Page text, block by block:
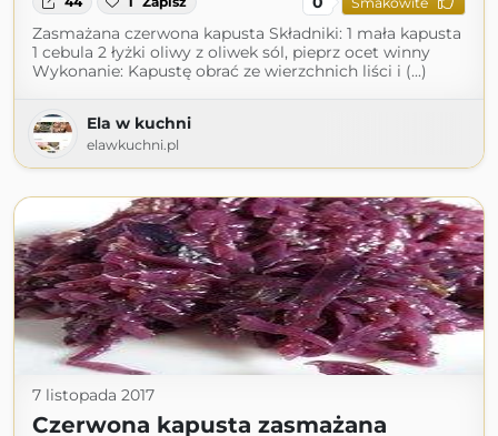
Zasmażana czerwona kapusta Składniki: 1 mała kapusta
1 cebula 2 łyżki oliwy z oliwek sól, pieprz ocet winny
Wykonanie: Kapustę obrać ze wierzchnich liści i (...)
Ela w kuchni
elawkuchni.pl
7 listopada 2017
Czerwona kapusta zasmażana